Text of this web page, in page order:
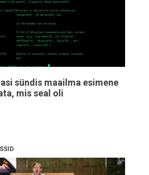
sündis maailma esimene
mis seal oli